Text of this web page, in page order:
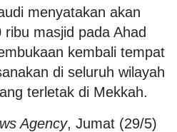
menyatakan akan
masjid pada Ahad
kembali tempat
di seluruh wilayah
terletak di Mekkah.
Agency, Jumat (29/5)